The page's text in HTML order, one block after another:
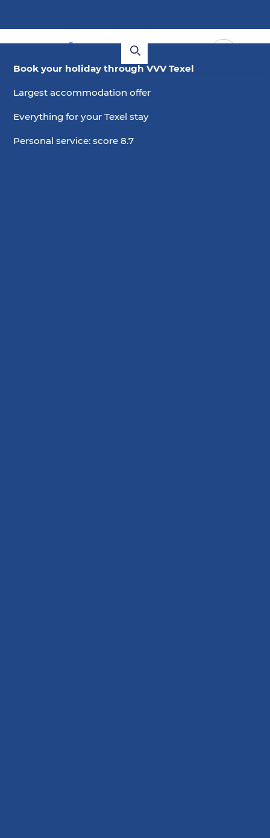
Book your holiday through VVV Texel
Largest accommodation offer
Everything for your Texel stay
Personal service: score 8.7